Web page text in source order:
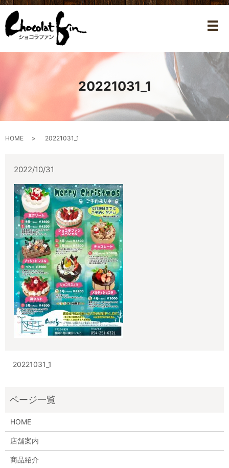
メ
20221031_1
HOME 20221031_1
2022/10/31
20221031_1
HOME
店舗案内
商品紹介